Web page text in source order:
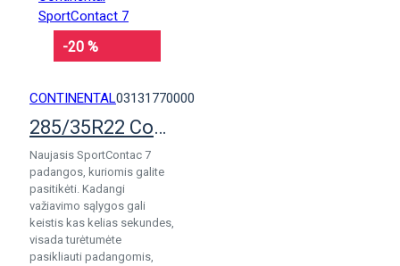
-20 %
CONTINENTAL03131770000
285/35R22 Continental SportContact 7
Naujasis SportContac 7
padangos, kuriomis galite
pasitikėti. Kadangi
važiavimo sąlygos gali
keistis kas kelias sekundes,
visada turėtumėte
pasikliauti padangomis,